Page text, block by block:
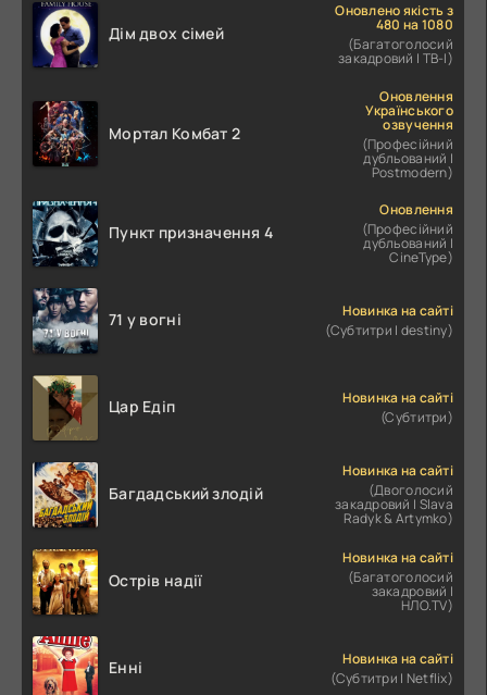
Дім двох сімей
Оновлено якість з
480 на 1080
(Багатоголосий
закадровий | ТВ-І)
Мортал Комбат 2
Оновлення
Українського
озвучення
(Професійний
дубльований |
Postmodern)
Пункт призначення 4
Оновлення
(Професійний
дубльований |
CineType)
71 у вогні
Новинка на сайті
(Субтитри | destiny)
Цар Едіп
Новинка на сайті
(Субтитри)
Багдадський злодій
Новинка на сайті
(Двоголосий
закадровий | Slava
Radyk & Artymko)
Острів надії
Новинка на сайті
(Багатоголосий
закадровий |
НЛО.TV)
Енні
Новинка на сайті
(Субтитри | Netflix)